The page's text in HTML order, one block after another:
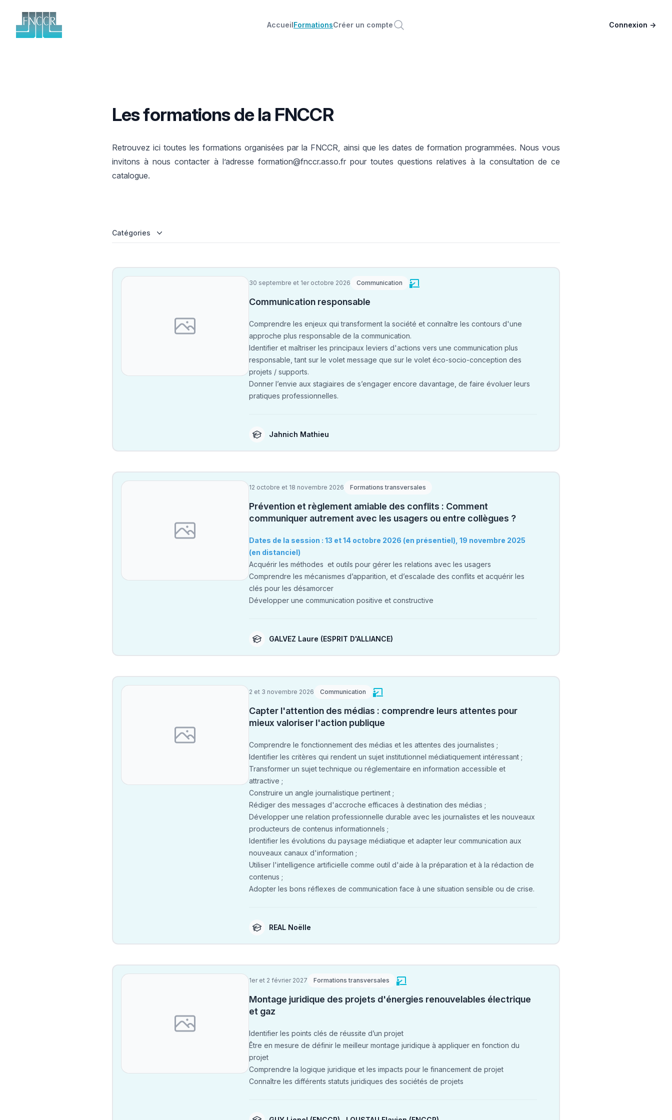
FNCCR
AccueilFormationsCréer un compte Connexion →
Les formations de la FNCCR
Retrouvez ici toutes les formations organisées par la FNCCR, ainsi que les dates de formation programmées. Nous vous
invitons à nous contacter à l’adresse formation@fnccr.asso.frpour toutes questions relatives à la consultation de ce
catalogue.
Catégories
30 septembre et 1er octobre 2026 Communication
Communication responsable
Comprendre les enjeux qui transforment la société et connaître les contours d'une
approche plus responsable de la communication.
Identifier et maîtriser les principaux leviers d'actions vers une communication plus
responsable, tant sur le volet message que sur le volet éco-socio-conception des
projets / supports.
Donner l’envie aux stagiaires de s’engager encore davantage, de faire évoluer leurs
pratiques professionnelles.
Jahnich Mathieu
12 octobre et 18 novembre 2026 Formations transversales
Prévention et règlement amiable des conflits : Comment
communiquer autrement avec les usagers ou entre collègues ?
Dates de la session : 13 et 14 octobre 2026 (en présentiel), 19 novembre 2025
(en distanciel)
Acquérir les méthodes et outils pour gérer les relations avec les usagers
Comprendre les mécanismes d’apparition, et d’escalade des conflits et acquérir les
clés pour les désamorcer
Développer une communication positive et constructive
GALVEZ Laure (ESPRIT D'ALLIANCE)
2 et 3 novembre 2026 Communication
Capter l'attention des médias : comprendre leurs attentes pour
mieux valoriser l'action publique
Comprendre le fonctionnement des médias et les attentes des journalistes ;
Identifier les critères qui rendent un sujet institutionnel médiatiquement intéressant ;
Transformer un sujet technique ou réglementaire en information accessible et
attractive ;
Construire un angle journalistique pertinent ;
Rédiger des messages d'accroche efficaces à destination des médias ;
Développer une relation professionnelle durable avec les journalistes et les nouveaux
producteurs de contenus informationnels ;
Identifier les évolutions du paysage médiatique et adapter leur communication aux
nouveaux canaux d'information ;
Utiliser l'intelligence artificielle comme outil d'aide à la préparation et à la rédaction de
contenus ;
Adopter les bons réflexes de communication face à une situation sensible ou de crise.
REAL Noëlle
1er et 2 février 2027 Formations transversales
Montage juridique des projets d'énergies renouvelables électrique
et gaz
Identifier les points clés de réussite d’un projet
Être en mesure de définir le meilleur montage juridique à appliquer en fonction du
projet
Comprendre la logique juridique et les impacts pour le financement de projet
Connaître les différents statuts juridiques des sociétés de projets